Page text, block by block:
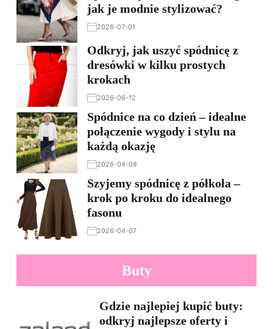
jak je modnie stylizować?
2026-07-01
Odkryj, jak uszyć spódnicę z
dresówki w kilku prostych
krokach
2026-06-12
Spódnice na co dzień – idealne
połączenie wygody i stylu na
każdą okazję
2026-04-08
Szyjemy spódnicę z półkoła –
krok po kroku do idealnego
fasonu
2026-04-07
Buty
Gdzie najlepiej kupić buty:
odkryj najlepsze oferty i